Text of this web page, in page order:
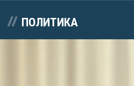
ПОЛИТИКА